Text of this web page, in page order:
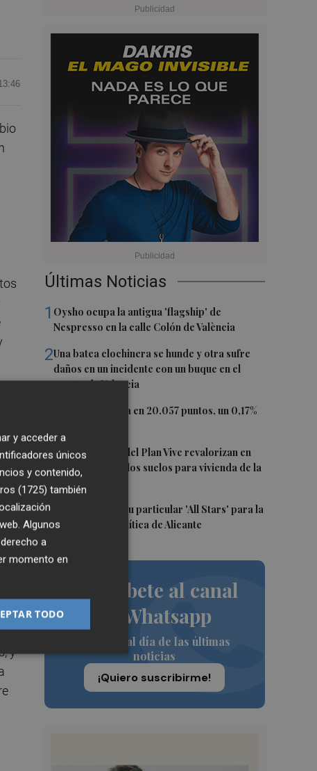
Últimas Noticias
1 Oysho ocupa la antigua 'flagship' de
Nespresso en la calle Colón de València
2Una batea clochinera se hunde y otra sufre
daños en un incidente con un buque en el
puerto de Valencia
El Ibex 35 cierra en 20.057 puntos, un 0,17%
4 Los concursos del Plan Vive revalorizan en
casi 12 millones los suelos para vivienda de la
Generalitat
5
El PSPV ultima su particular 'All Stars' para la
Conferencia Política de Alicante
Suscríbete al canal
de Whatsapp
Siempre al día de las últimas
noticias
¡Quiero suscribirme!
la
y
de
y
y acceder a
únicos
y contenido,
(1725) también
Algunos
a
momento en
TODO